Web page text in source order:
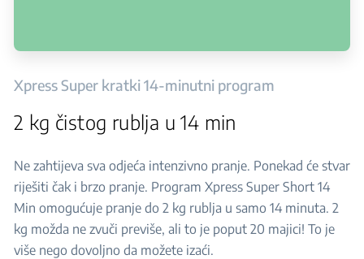
Xpress Super kratki 14-minutni program
2 kg čistog rublja u 14 min
Ne zahtijeva sva odjeća intenzivno pranje. Ponekad će stvar
riješiti čak i brzo pranje. Program Xpress Super Short 14
Min omogućuje pranje do 2 kg rublja u samo 14 minuta. 2
kg možda ne zvuči previše, ali to je poput 20 majici! To je
više nego dovoljno da možete izaći.